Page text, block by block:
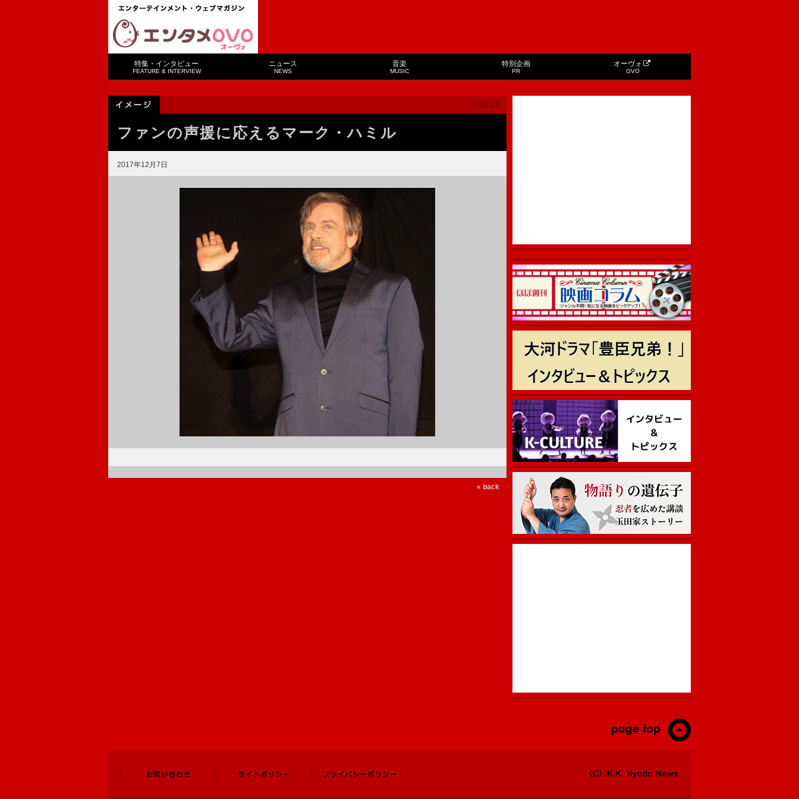
特集・インタビュー
FEATURE & INTERVIEW
ニュース
NEWS
音楽
MUSIC
特別企画
PR
オーヴォ
OVO
ファンの声援に応えるマーク・ハミル
2017年12月7日
« back